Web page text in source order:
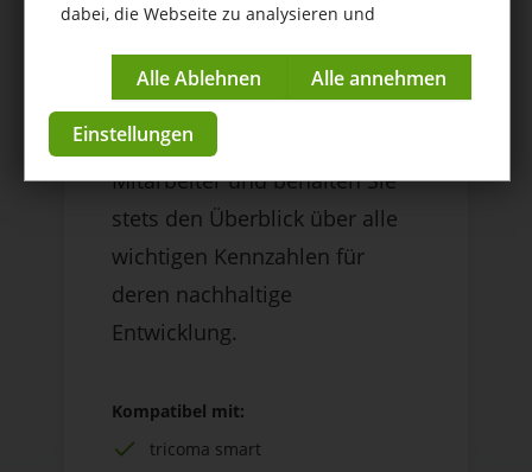
Steigern Sie mithilfe der App
Mitarbeitermanagement von
tricoma die Motivation und
Leistungsfähigkeit Ihrer
Mitarbeiter und behalten Sie
stets den Überblick über alle
wichtigen Kennzahlen für
deren nachhaltige
Entwicklung.
Kompatibel mit:
tricoma smart
dabei, die Webseite zu analysieren und
Impressum| Datenschutzerklärung
Einstellungen